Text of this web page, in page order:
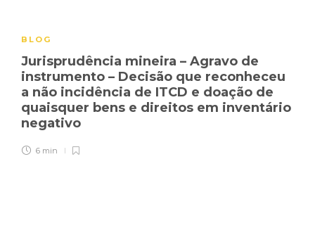
BLOG
Jurisprudência mineira – Agravo de
instrumento – Decisão que reconheceu
a não incidência de ITCD e doação de
quaisquer bens e direitos em inventário
negativo
6 min